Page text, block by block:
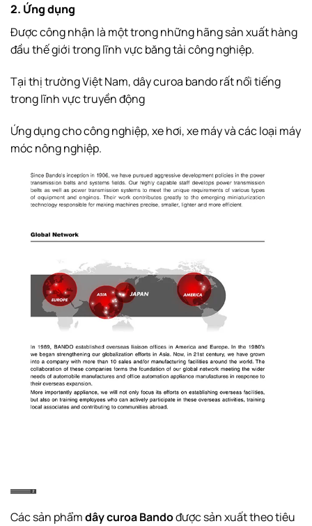
2. Ứng dụng
Được công nhận là một trong những hãng sản xuất hàng
đầu thế giới trong lĩnh vực băng tải công nghiệp.
Tại thị trường Việt Nam, dây curoa bando rất nổi tiếng
trong lĩnh vực truyền động
Ứng dụng cho công nghiệp, xe hơi, xe máy và các loại máy
móc nông nghiệp.
Các sản phẩmdây curoa Bandođược sản xuất theo tiêu